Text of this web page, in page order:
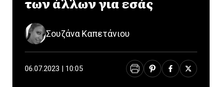
Σουζάνα Καπετάνιου
06.07.2023 | 10:05